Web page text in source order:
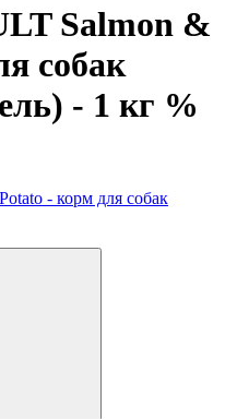
Salmon &
собак
- 1 кг %